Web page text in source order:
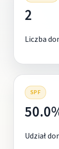
2
Liczba
SPF
Udział